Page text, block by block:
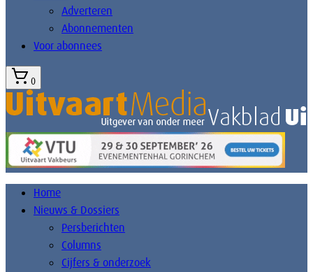
Adverteren
Abonnementen
Voor abonnees
0
Home
Nieuws & Dossiers
Persberichten
Columns
Cijfers & onderzoek